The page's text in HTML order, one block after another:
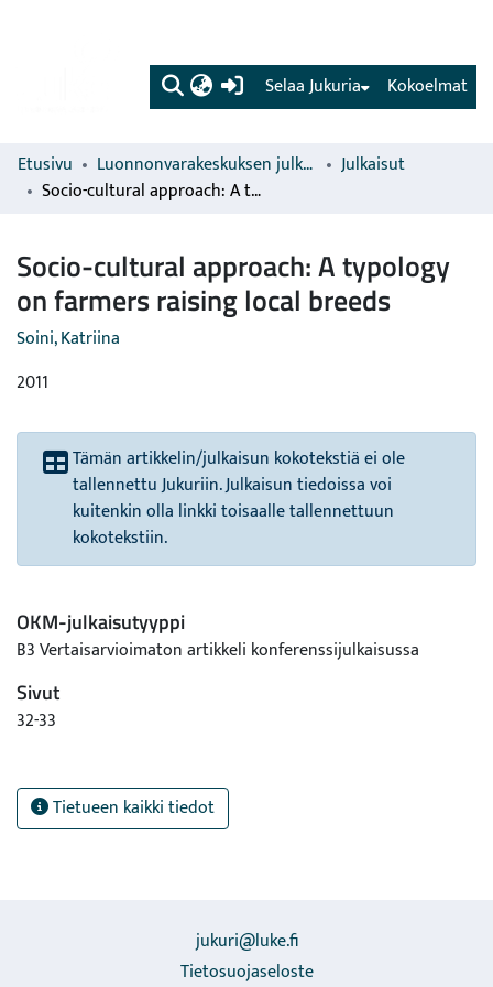
(current) Kokoelmat
Selaa Jukuria
Etusivu Luonnonvarakeskuksen julkaisut
Julkaisut
Socio-cultural approach: A typology on farmers raising local breeds
Socio-cultural approach: A typology
on farmers raising local breeds
Soini, Katriina
2011
Tämän artikkelin/julkaisun kokotekstiä ei ole
tallennettu Jukuriin. Julkaisun tiedoissa voi
kuitenkin olla linkki toisaalle tallennettuun
kokotekstiin.
OKM-julkaisutyyppi
B3 Vertaisarvioimaton artikkeli konferenssijulkaisussa
Sivut
32-33
Tietueen kaikki tiedot
jukuri@luke.fi
Tietosuojaseloste